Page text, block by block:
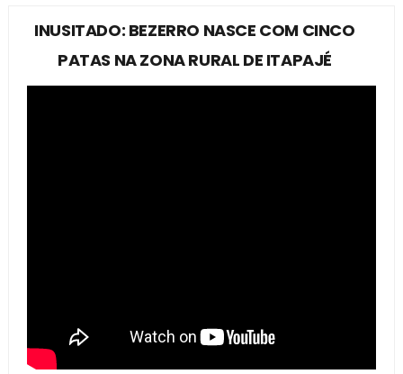
INUSITADO: BEZERRO NASCE COM CINCO
PATAS NA ZONA RURAL DE ITAPAJÉ